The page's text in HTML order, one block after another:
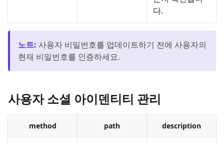
다.
노트: 사용자 비밀번호를 업데이트하기 전에 사용자의
현재 비밀번호를 인증하세요.
사용자 소셜 아이덴티티 관리
method path description